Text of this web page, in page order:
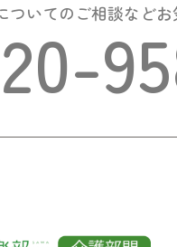
ついてのご相談など